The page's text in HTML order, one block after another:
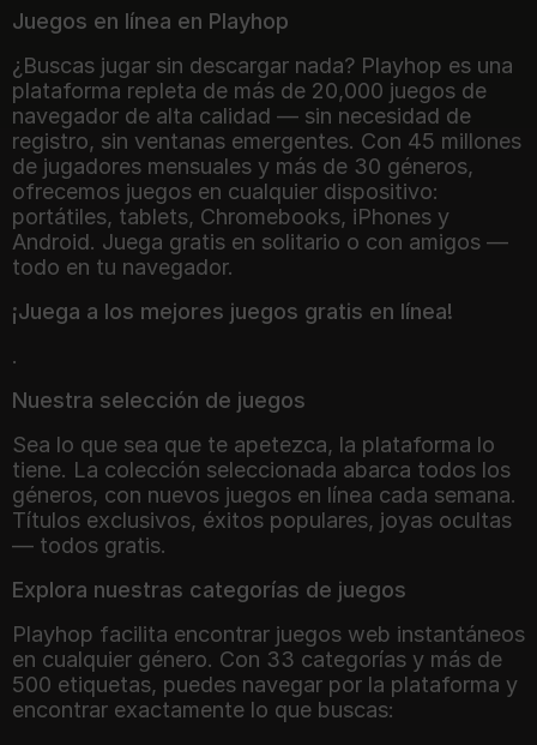
Juegos en línea en Playhop
¿Buscas jugar sin descargar nada? Playhop es una
plataforma repleta de más de 20,000 juegos de
navegador de alta calidad — sin necesidad de
registro, sin ventanas emergentes. Con 45 millones
de jugadores mensuales y más de 30 géneros,
ofrecemos juegos en cualquier dispositivo:
portátiles, tablets, Chromebooks, iPhones y
Android. Juega gratis en solitario o con amigos —
todo en tu navegador.
¡Juega a los mejores juegos gratis en línea!
.
Nuestra selección de juegos
Sea lo que sea que te apetezca, la plataforma lo
tiene. La colección seleccionada abarca todos los
géneros, con nuevos juegos en línea cada semana.
Títulos exclusivos, éxitos populares, joyas ocultas
— todos gratis.
Explora nuestras categorías de juegos
Playhop facilita encontrar juegos web instantáneos
en cualquier género. Con 33 categorías y más de
500 etiquetas, puedes navegar por la plataforma y
encontrar exactamente lo que buscas: